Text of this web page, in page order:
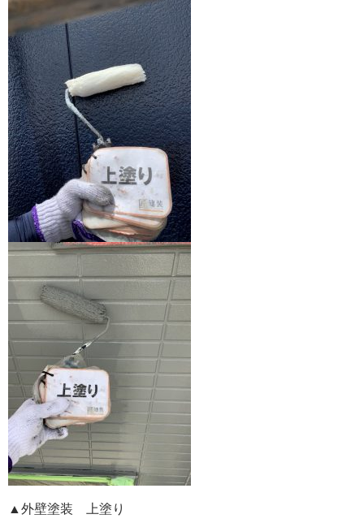
▲外壁塗装 上塗り